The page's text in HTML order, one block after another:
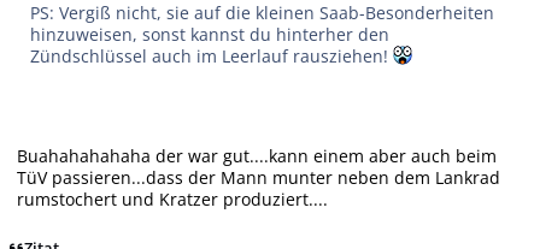
PS: Vergiß nicht, sie auf die kleinen Saab-Besonderheiten
hinzuweisen, sonst kannst du hinterher den
Zündschlüssel auch im Leerlauf rausziehen!
Buahahahahaha der war gut....kann einem aber auch beim
TüV passieren...dass der Mann munter neben dem Lankrad
rumstochert und Kratzer produziert....